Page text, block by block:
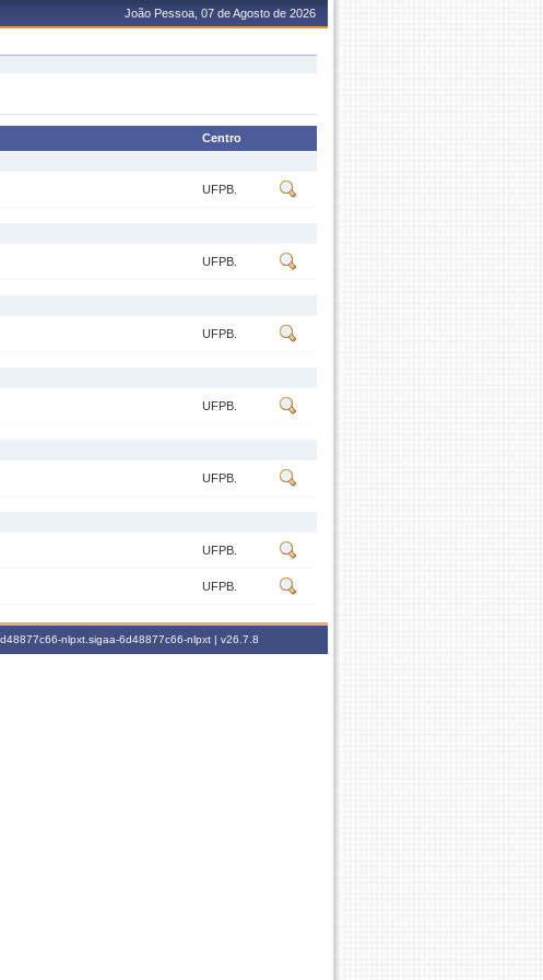
João Pessoa, 07 de Agosto de 2026
Centro
UFPB.
UFPB.
UFPB.
UFPB.
UFPB.
UFPB.
UFPB.
nlpxt.sigaa-6d48877c66-nlpxt | v26.7.8